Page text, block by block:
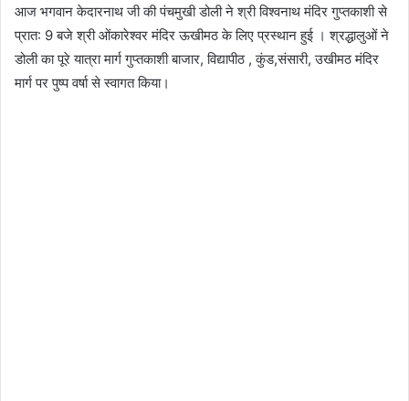
आज भगवान केदारनाथ जी की पंचमुखी डोली ने श्री विश्वनाथ मंदिर गुप्तकाशी से
प्रात: 9 बजे श्री ओंकारेश्वर मंदिर ऊखीमठ के लिए प्रस्थान हुई । श्रद्धालुओं ने
डोली का पूरे यात्रा मार्ग गुप्तकाशी बाजार, विद्यापीठ , कुंड,संसारी, उखीमठ मंदिर
मार्ग पर पुष्प वर्षा से स्वागत किया।